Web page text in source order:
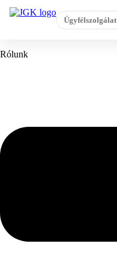
Ügyfélszolgálat
Rólunk